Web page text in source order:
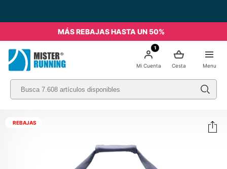
MÁS REBAJAS HASTA UN 50%
Menu
Cesta
1
Mi Cuenta
REBAJAS